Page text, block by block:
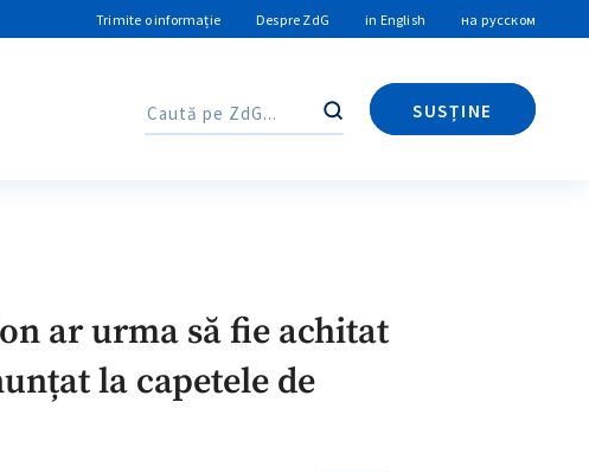
Trimite o informație Despre ZdG in English на русском
Caută
SUSȚINE
Caută
ar urma să fie achitat
la capetele de